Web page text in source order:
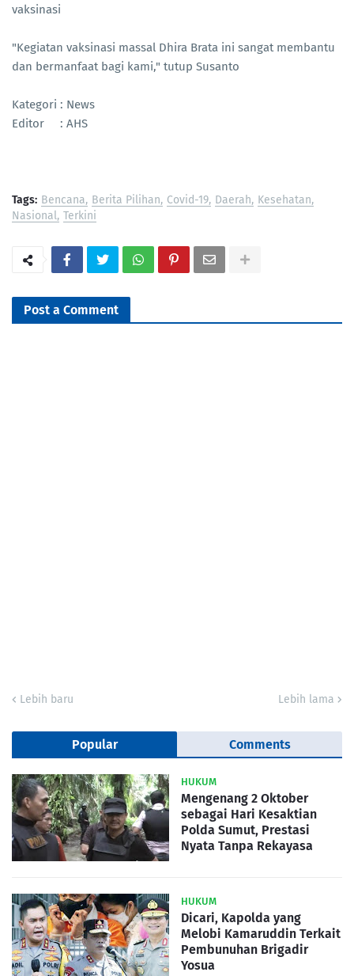
vaksinasi
"Kegiatan vaksinasi massal Dhira Brata ini sangat membantu
dan bermanfaat bagi kami," tutup Susanto
Kategori : News
Editor : AHS
Tags: Bencana Berita Pilihan Covid-19 Daerah Kesehatan
Nasional Terkini
Post a Comment
Lebih baru Lebih lama
Popular Comments
HUKUM
Mengenang 2 Oktober
sebagai Hari Kesaktian
Polda Sumut, Prestasi
Nyata Tanpa Rekayasa
HUKUM
Dicari, Kapolda yang
Melobi Kamaruddin Terkait
Pembunuhan Brigadir
Yosua